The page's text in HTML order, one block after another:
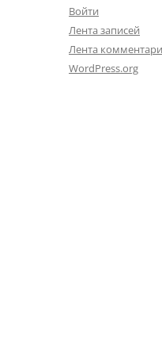
Войти
Лента записей
Лента
WordPress.org